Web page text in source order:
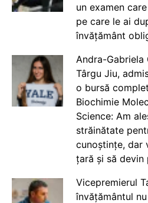
un examen
pe care le ai
învățământ
Andra-Gabriela
Târgu Jiu,
o bursă
Biochimie
Science: Am
străinătate
cunoștințe, dar
țară și să devin
Vicepremierul
învățământul